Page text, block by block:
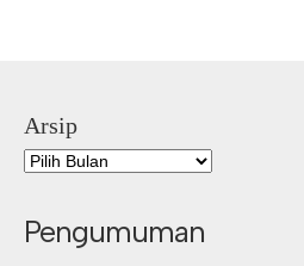
Arsip
Pengumuman